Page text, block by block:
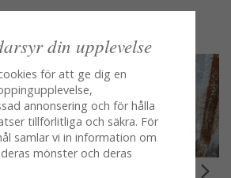
din upplevelse
för att ge dig en
annonsering och för hålla
tillförlitliga och säkra. För
samlar vi in information om
mönster och deras